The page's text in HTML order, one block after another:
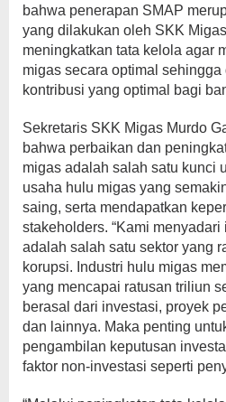
bahwa penerapan SMAP
yang dilakukan oleh SKK
meningkatkan tata kelola agar
migas secara optimal sehingga
kontribusi yang optimal bagi
Sekretaris SKK Migas Murdo
bahwa perbaikan dan
migas adalah salah satu kunci
usaha hulu migas yang
saing, serta mendapatkan
stakeholders. “Kami
adalah salah satu sektor yang
korupsi. Industri hulu migas
yang mencapai ratusan triliun
berasal dari investasi, proyek
dan lainnya. Maka penting
pengambilan keputusan
faktor non-investasi seperti